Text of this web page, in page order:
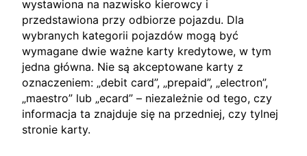
wystawiona na nazwisko kierowcy i
przedstawiona przy odbiorze pojazdu. Dla
wybranych kategorii pojazdów mogą być
wymagane dwie ważne karty kredytowe, w tym
jedna główna. Nie są akceptowane karty z
oznaczeniem: „debit card”, „prepaid”, „electron”,
„maestro” lub „ecard” – niezależnie od tego, czy
informacja ta znajduje się na przedniej, czy tylnej
stronie karty.